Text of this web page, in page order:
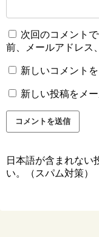
次回のコメント
前、メールアドレス
新しいコメント
新しい投稿をメ
日本語が含まれない
い。（スパム対策）